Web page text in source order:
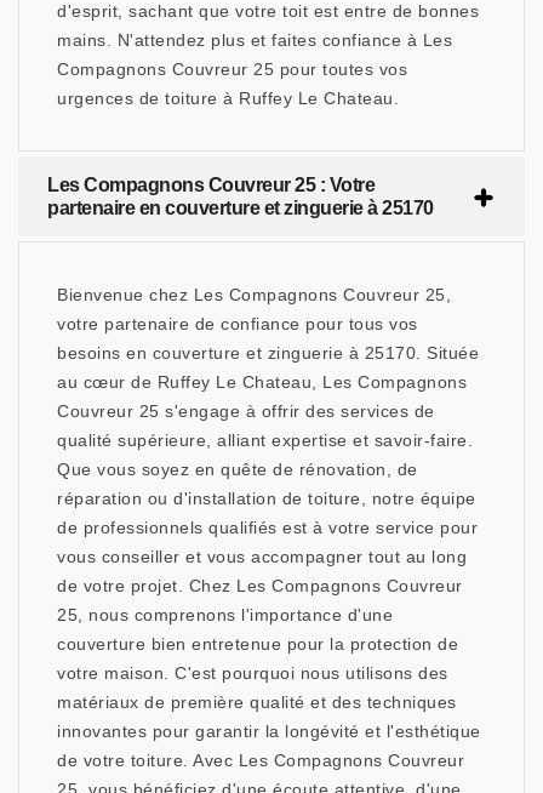
d'esprit, sachant que votre toit est entre de bonnes
mains. N'attendez plus et faites confiance à Les
Compagnons Couvreur 25 pour toutes vos
urgences de toiture à Ruffey Le Chateau.
Les Compagnons Couvreur 25 : Votre
partenaire en couverture et zinguerie à 25170
Bienvenue chez Les Compagnons Couvreur 25,
votre partenaire de confiance pour tous vos
besoins en couverture et zinguerie à 25170. Située
au cœur de Ruffey Le Chateau, Les Compagnons
Couvreur 25 s'engage à offrir des services de
qualité supérieure, alliant expertise et savoir-faire.
Que vous soyez en quête de rénovation, de
réparation ou d'installation de toiture, notre équipe
de professionnels qualifiés est à votre service pour
vous conseiller et vous accompagner tout au long
de votre projet. Chez Les Compagnons Couvreur
25, nous comprenons l'importance d'une
couverture bien entretenue pour la protection de
votre maison. C'est pourquoi nous utilisons des
matériaux de première qualité et des techniques
innovantes pour garantir la longévité et l'esthétique
de votre toiture. Avec Les Compagnons Couvreur